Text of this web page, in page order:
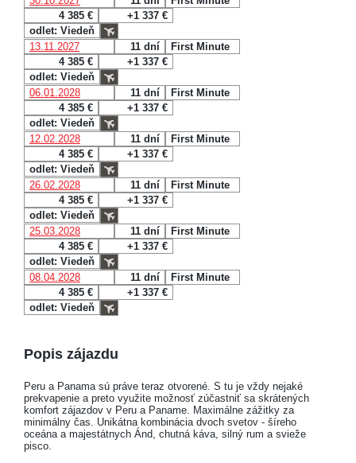
4 385 €
+1 337 €
odlet: Viedeň
13.11.2027
11 dní
First Minute
4 385 €
+1 337 €
odlet: Viedeň
06.01.2028
11 dní
First Minute
4 385 €
+1 337 €
odlet: Viedeň
12.02.2028
11 dní
First Minute
4 385 €
+1 337 €
odlet: Viedeň
26.02.2028
11 dní
First Minute
4 385 €
+1 337 €
odlet: Viedeň
25.03.2028
11 dní
First Minute
4 385 €
+1 337 €
odlet: Viedeň
08.04.2028
11 dní
First Minute
4 385 €
+1 337 €
odlet: Viedeň
Popis zájazdu
Peru a Panama sú práve teraz otvorené. S tu je vždy nejaké
prekvapenie a preto využite možnosť zúčastniť sa skrátených
komfort zájazdov v Peru a Paname. Maximálne zážitky za
minimálny čas. Unikátna kombinácia dvoch svetov - šíreho
oceána a majestátnych Ánd, chutná káva, silný rum a svieže
pisco.